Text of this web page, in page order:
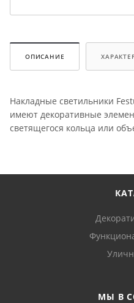
ОПИСАНИЕ
Накладные светильники
имеют декоративные
светящегося кольца или
МЫ В